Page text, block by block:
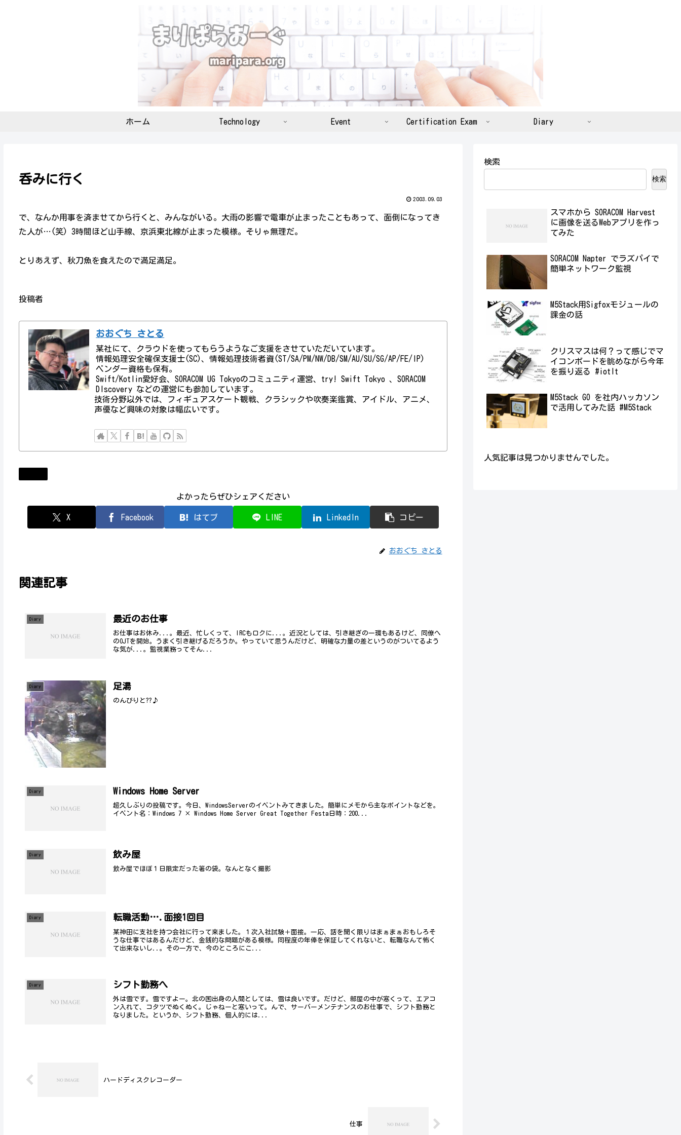
ホーム Technology Event Certification Exam Diary
呑みに行く
2003.09.03
で、なんか用事を済ませてから行くと、みんながいる。大雨の影響で電車が止まったこともあって、面倒になってき
た人が…(笑) 3時間ほど山手線、京浜東北線が止まった模様。そりゃ無理だ。
とりあえず、秋刀魚を食えたので満足満足。
投稿者
おおぐち さとる
某社にて、クラウドを使ってもらうようなご支援をさせていただいています。
情報処理安全確保支援士(SC)、情報処理技術者資(ST/SA/PM/NW/DB/SM/AU/SU/SG/AP/FE/IP)
ベンダー資格も保有。
Swift/Kotlin愛好会、SORACOM UG Tokyoのコミュニティ運営、try! Swift Tokyo 、SORACOM
DIscovery などの運営にも参加しています。
技術分野以外では、フィギュアスケート観戦、クラシックや吹奏楽鑑賞、アイドル、アニメ、
声優など興味の対象は幅広いです。
よかったらぜひシェアください
X Facebook はてブ LINE LinkedIn コピー
おおぐち さとる
関連記事
Diary 最近のお仕事
お仕事はお休み...。最近、忙しくって、IRCもロクに...。近況としては、引き継ぎの一環もあるけど、同僚へ
のOJTを開始。うまく引き継げるだろうか。やっていて思うんだけど、明確な力量の差というのがついてるよう
な気が...。監視業務ってそん...
Diary 足湯
のんびりと??♪
Diary Windows Home Server
超久しぶりの投稿です。今日、WindowsServerのイベントみてきました。簡単にメモから主なポイントなどを。
イベント名：Windows 7 × Windows Home Server Great Together Festa日時：200...
Diary 飲み屋
飲み屋でほぼ１日限定だった箸の袋。なんとなく撮影
Diary 転職活動….面接1回目
某神田に支社を持つ会社に行って来ました。１次入社試験＋面接。一応、話を聞く限りはまぁまぁおもしろそ
うな仕事ではあるんだけど、金銭的な問題がある模様。同程度の年俸を保証してくれないと、転職なんて怖く
て出来ないし..。その一方で、今のところにこ...
Diary シフト勤務へ
外は雪です。雪ですよー。北の国出身の人間としては、雪は良いです。だけど、部屋の中が寒くって、エアコ
ン入れて、コタツでぬくぬく。じゃねーと寒いって。んで、サーバーメンテナンスのお仕事で、シフト勤務と
なりました。というか、シフト勤務、個人的には...
ハードディスクレコーダー
仕事
検索
検索
スマホから SORACOM Harvest
に画像を送るWebアプリを作っ
てみた
SORACOM Napter でラズパイで
簡単ネットワーク監視
M5Stack用Sigfoxモジュールの
課金の話
クリスマスは何？って感じでマ
イコンボードを眺めながら今年
を振り返る #iotlt
M5Stack GO を社内ハッカソン
で活用してみた話 #M5Stack
人気記事は見つかりませんでした。